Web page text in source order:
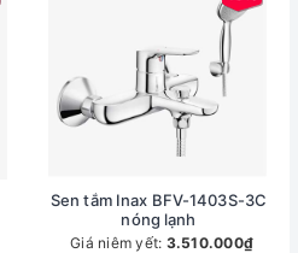
Sen tắm Inax BFV-1403S-3C
nóng lạnh
Giá niêm yết: 3.510.000₫